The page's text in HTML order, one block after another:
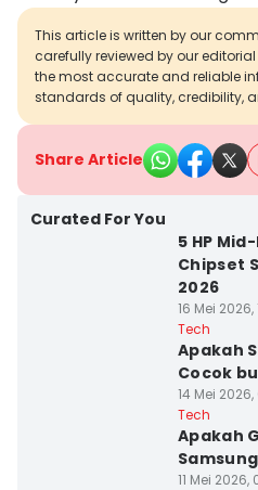
This article is written by our
carefully reviewed by our
the most accurate and reliable
standards of quality, credibility,
Share Article
Curated For You
5 HP
Chipset
2026
16 Mei 2026,
Tech
Apakah
Cocok
14 Mei 2026,
Tech
Apakah
11 Mei 2026,